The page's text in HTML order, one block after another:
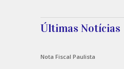
Últimas Notícias
Nota Fiscal Paulista